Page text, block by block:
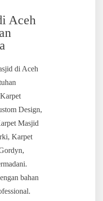
Aceh
di Aceh
Design,
Masjid
Karpet
bahan